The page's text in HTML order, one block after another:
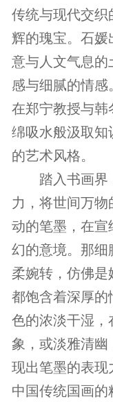
传统与现代交织
辉的瑰宝。石媛
意与人文气息的
感与细腻的情感
在郑宁教授与韩
绵吸水般汲取知
的艺术风格。
踏入书画界
力，将世间万物
动的笔墨，在宣
幻的意境。那细
柔婉转，仿佛
都饱含着深厚的
色的浓淡干湿，
象，或淡雅清
现出笔墨的表现
中国传统国画